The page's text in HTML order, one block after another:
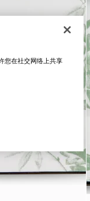
您在社交网络上共享